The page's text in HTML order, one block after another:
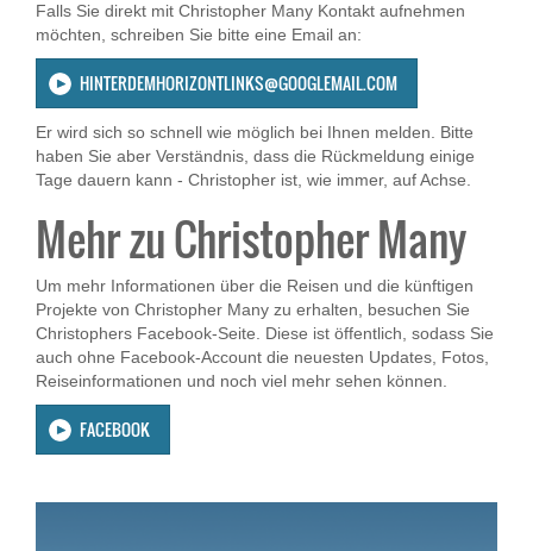
Falls Sie direkt mit Christopher Many Kontakt aufnehmen
möchten, schreiben Sie bitte eine Email an:
HINTERDEMHORIZONTLINKS@GOOGLEMAIL.COM
Er wird sich so schnell wie möglich bei Ihnen melden. Bitte
haben Sie aber Verständnis, dass die Rückmeldung einige
Tage dauern kann - Christopher ist, wie immer, auf Achse.
Mehr zu Christopher Many
Um mehr Informationen über die Reisen und die künftigen
Projekte von Christopher Many zu erhalten, besuchen Sie
Christophers Facebook-Seite. Diese ist öffentlich, sodass Sie
auch ohne Facebook-Account die neuesten Updates, Fotos,
Reiseinformationen und noch viel mehr sehen können.
FACEBOOK